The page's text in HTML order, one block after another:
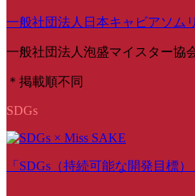
一般社団法人日本キャビアソム
一般社団法人泡盛マイスター協
＊掲載順不同
SDGs
「SDGs（持続可能な開発目標